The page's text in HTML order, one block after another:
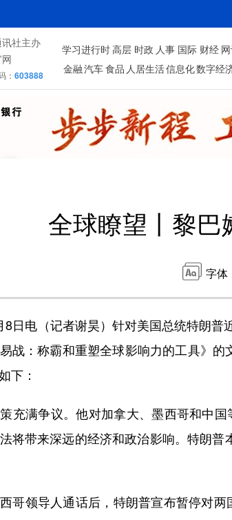
讯社主办
： 603888
学习进行时 高层 时政 人事 国际 财经
金融 汽车 食品 人居生活信息化数字经
全球瞭望丨黎巴
字体
电（记者谢昊）针对美国总统特朗普
战：称霸和重塑全球影响力的工具》的
下：
满争议。他对加拿大、墨西哥和中国
将带来深远的经济和政治影响。特朗普
领导人通话后，特朗普宣布暂停对两